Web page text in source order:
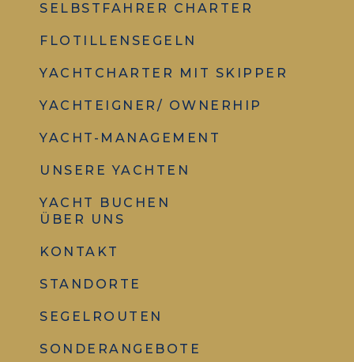
SELBSTFAHRER CHARTER
FLOTILLENSEGELN
YACHTCHARTER MIT SKIPPER
YACHTEIGNER/ OWNERHIP
YACHT-MANAGEMENT
UNSERE YACHTEN
YACHT BUCHEN
ÜBER UNS
KONTAKT
STANDORTE
SEGELROUTEN
SONDERANGEBOTE